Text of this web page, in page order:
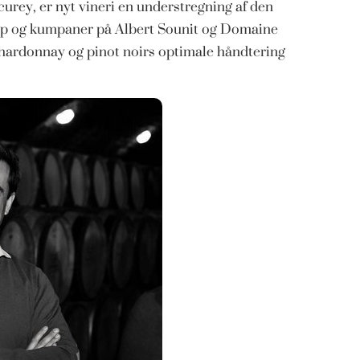
er nyt vineri en understregning af den
og kumpaner på Albert Sounit og Domaine
og pinot noirs optimale håndtering